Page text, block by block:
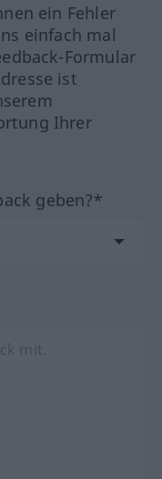
ein Fehler
einfach mal
Formular
ist
Ihrer
geben?*